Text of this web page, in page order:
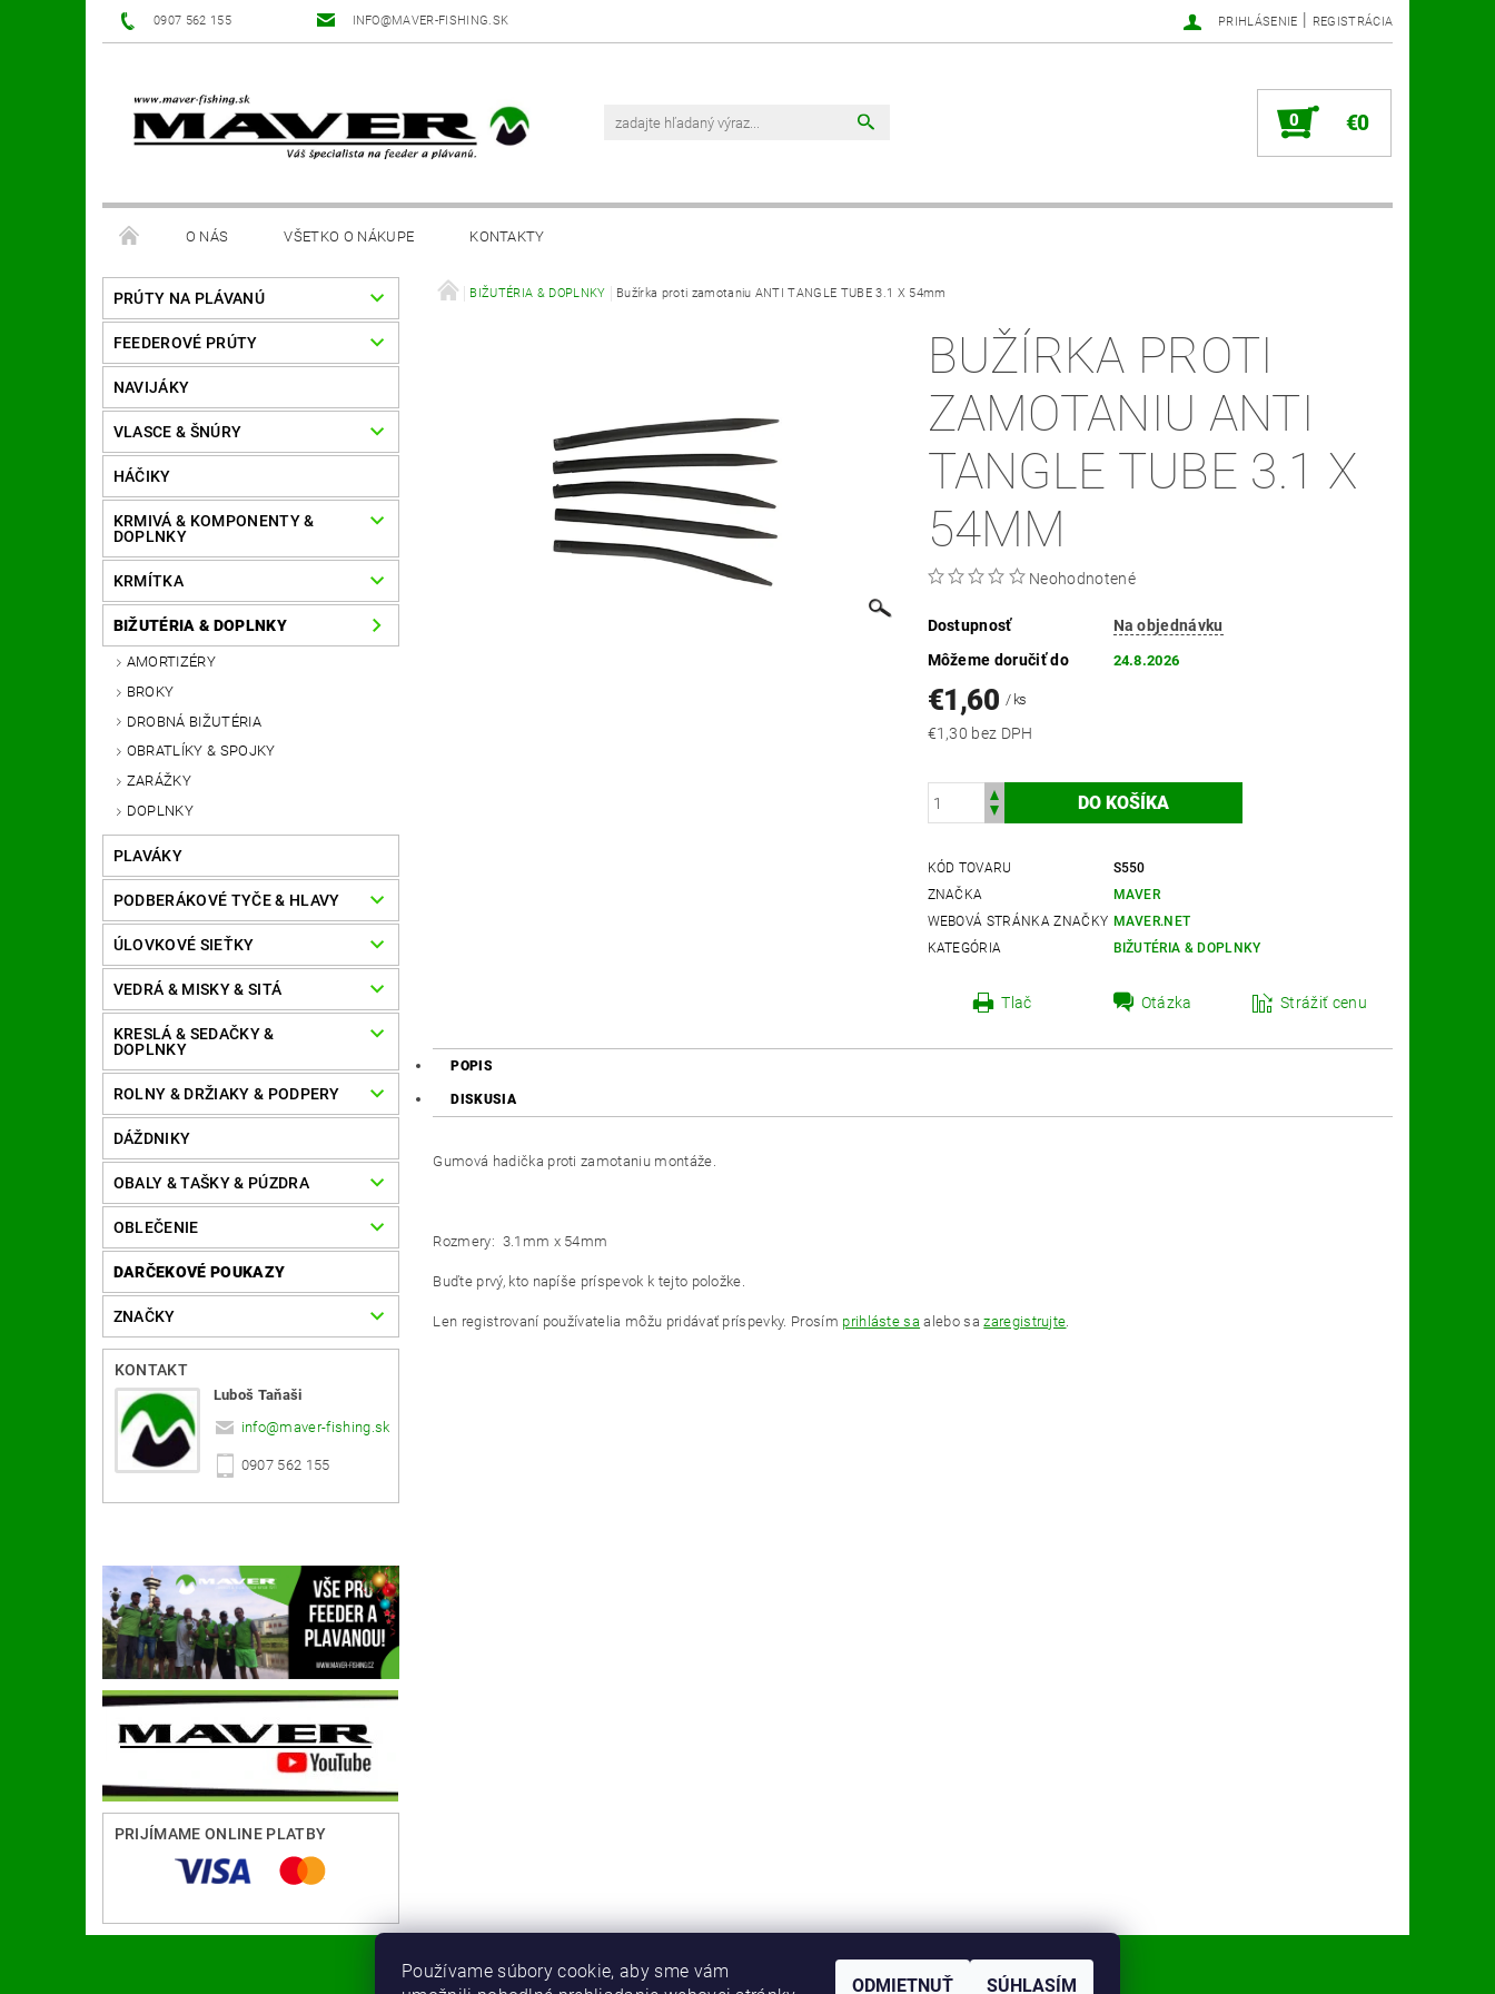
0907 562 155 INFO@MAVER-FISHING.SK PRIHLÁSENIE | REGISTRÁCIA
0 €0
O NÁS VŠETKO O NÁKUPE KONTAKTY
PRÚTY NA PLÁVANÚ
FEEDEROVÉ PRÚTY
NAVIJÁKY
VLASCE & ŠNÚRY
HÁČIKY
KRMIVÁ & KOMPONENTY &
DOPLNKY
KRMÍTKA
BIŽUTÉRIA & DOPLNKY
AMORTIZÉRY
BROKY
DROBNÁ BIŽUTÉRIA
OBRATLÍKY & SPOJKY
ZARÁŽKY
DOPLNKY
PLAVÁKY
PODBERÁKOVÉ TYČE & HLAVY
ÚLOVKOVÉ SIEŤKY
VEDRÁ & MISKY & SITÁ
KRESLÁ & SEDAČKY &
DOPLNKY
ROLNY & DRŽIAKY & PODPERY
DÁŽDNIKY
OBALY & TAŠKY & PÚZDRA
OBLEČENIE
DARČEKOVÉ POUKAZY
ZNAČKY
KONTAKT
Luboš Taňaši
info@maver-fishing.sk
0907 562 155
PRIJÍMAME ONLINE PLATBY
BIŽUTÉRIA & DOPLNKY Bužírka proti zamotaniu ANTI TANGLE TUBE 3.1 X 54mm
BUŽÍRKA PROTI
ZAMOTANIU ANTI
TANGLE TUBE 3.1 X
54MM
Neohodnotené
Dostupnosť
Na objednávku
Môžeme doručiť do
24.8.2026
€1,60 / ks
€1,30 bez DPH
KÓD TOVARU
S550
ZNAČKA
MAVER
WEBOVÁ STRÁNKA ZNAČKY MAVER.NET
KATEGÓRIA
BIŽUTÉRIA & DOPLNKY
Tlač Otázka Strážiť cenu
POPIS
DISKUSIA
Gumová hadička proti zamotaniu montáže.
Rozmery: 3.1mm x 54mm
Buďte prvý, kto napíše príspevok k tejto položke.
Len registrovaní používatelia môžu pridávať príspevky. Prosím prihláste sa alebo sazaregistrujte.
Používame súbory cookie, aby sme vám
ODMIETNUŤ SÚHLASÍM